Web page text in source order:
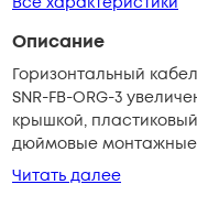
Описание
Горизонтальный
SNR-FB-ORG-3
крышкой,
дюймовые монтажные
Читать далее